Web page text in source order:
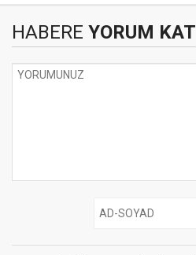
HABERE YORUM KAT